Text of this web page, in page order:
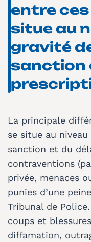
entre
situe au
gravité
sanction
La principale
se situe au
sanction et du
contraventions
privée, menaces
punies d’une
Tribunal de
coups et
diffamation,